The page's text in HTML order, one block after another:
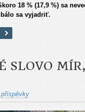
18 % (17,9 %) sa
sa vyjadriť.
SLOVO
příspěvky